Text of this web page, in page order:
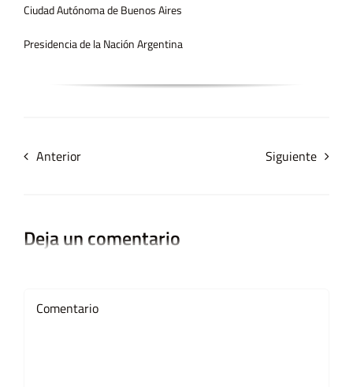
Ciudad Autónoma de Buenos Aires
Presidencia de la Nación Argentina
Anterior Siguiente
Deja un comentario